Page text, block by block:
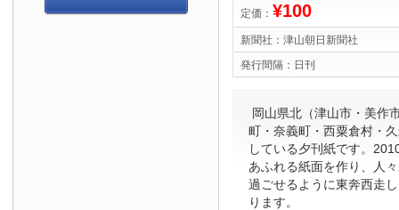
定価： ¥100
新聞社： 津山朝日新聞社
発行間隔： 日刊
岡山県北（津山市・美作
町・奈義町・西粟倉村・
している夕刊紙です。
あふれる紙面を作り、人
過ごせるように東奔西走
ります。